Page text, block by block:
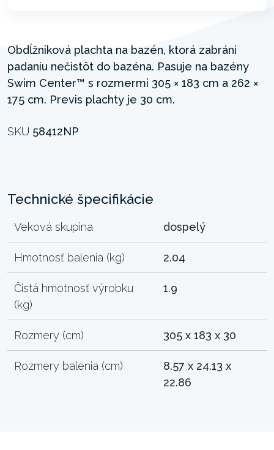
Obdĺžniková plachta na bazén, ktorá zabráni
padaniu nečistôt do bazéna. Pasuje na bazény
Swim Center™ s rozmermi 305 × 183 cm a 262 ×
175 cm. Previs plachty je 30 cm.
SKU 58412NP
Technické špecifikácie
Veková skupina dospelý
Hmotnosť balenia (kg) 2.04
Čistá hmotnosť výrobku
(kg)
1.9
Rozmery (cm) 305 x 183 x 30
Rozmery balenia (cm)
8.57 x 24.13 x
22.86